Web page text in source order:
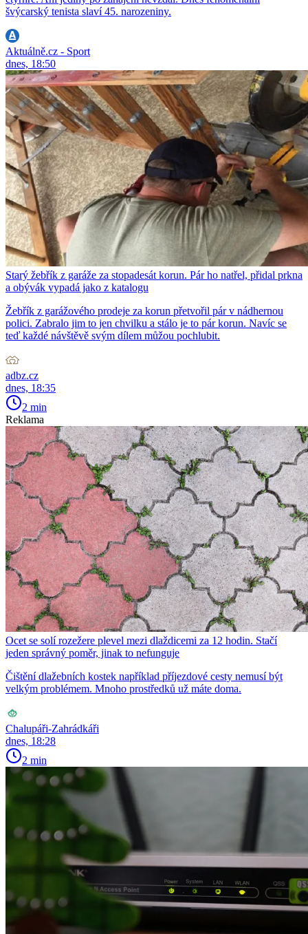
švýcarský tenista slaví 45. narozeniny.
Aktuálně.cz - Sport
dnes, 18:50
Starý žebřík z garáže za stopadesát korun. Pár ho natřel, přidal prkna
a obývák vypadá jako z katalogu
Žebřík z garážového prodeje za korun přetvořil pár v nádhernou
polici. Zabralo jim to jen chvilku a stálo je to pár korun. Navíc se
teď každé návštěvě svým dílem můžou pochlubit.
adbz.cz
dnes, 18:35
2 min
Reklama
Ocet se solí rozežere plevel mezi dlaždicemi za 12 hodin. Stačí
jeden správný poměr, jinak to nefunguje
Čištění dlažebních kostek například příjezdové cesty nemusí být
velkým problémem. Mnoho prostředků už máte doma.
Chalupáři-Zahrádkáři
dnes, 18:28
2 min